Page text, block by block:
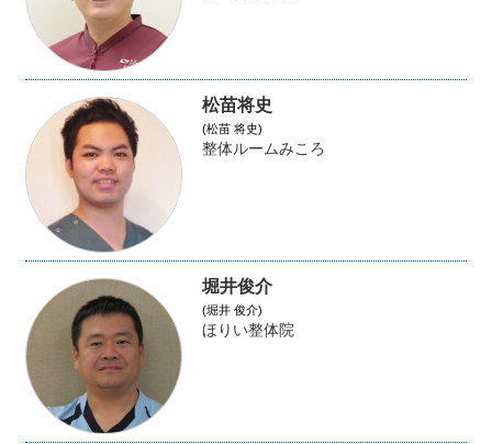
松苗将史
(松苗 将史)
整体ルームみころ
堀井俊介
(堀井 俊介)
ほりい整体院